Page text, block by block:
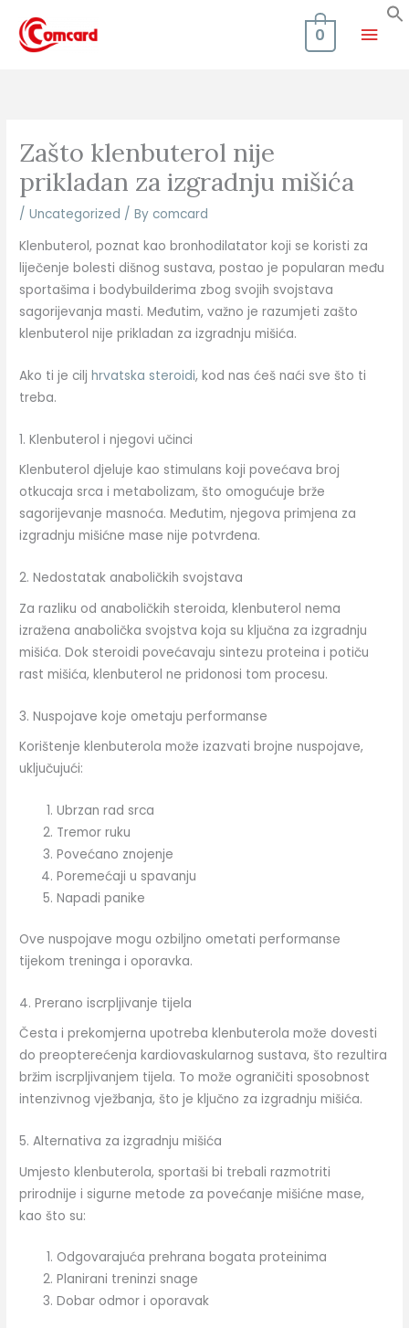
content
Main
0
Zašto klenbuterol nije
prikladan za izgradnju mišića
/Uncategorized / By comcard
Klenbuterol, poznat kao bronhodilatator koji se koristi za
liječenje bolesti dišnog sustava, postao je popularan među
sportašima i bodybuilderima zbog svojih svojstava
sagorijevanja masti. Međutim, važno je razumjeti zašto
klenbuterol nije prikladan za izgradnju mišića.
Ako ti je ciljhrvatska steroidi, kod nas ćeš naći sve što ti
treba.
1. Klenbuterol i njegovi učinci
Klenbuterol djeluje kao stimulans koji povećava broj
otkucaja srca i metabolizam, što omogućuje brže
sagorijevanje masnoća. Međutim, njegova primjena za
izgradnju mišićne mase nije potvrđena.
2. Nedostatak anaboličkih svojstava
Za razliku od anaboličkih steroida, klenbuterol nema
izražena anabolička svojstva koja su ključna za izgradnju
mišića. Dok steroidi povećavaju sintezu proteina i potiču
rast mišića, klenbuterol ne pridonosi tom procesu.
3. Nuspojave koje ometaju performanse
Korištenje klenbuterola može izazvati brojne nuspojave,
uključujući:
Ubrzan rad srca
Tremor ruku
Povećano znojenje
Poremećaji u spavanju
Napadi panike
Ove nuspojave mogu ozbiljno ometati performanse
tijekom treninga i oporavka.
4. Prerano iscrpljivanje tijela
Česta i prekomjerna upotreba klenbuterola može dovesti
do preopterećenja kardiovaskularnog sustava, što rezultira
bržim iscrpljivanjem tijela. To može ograničiti sposobnost
intenzivnog vježbanja, što je ključno za izgradnju mišića.
5. Alternativa za izgradnju mišića
Umjesto klenbuterola, sportaši bi trebali razmotriti
prirodnije i sigurne metode za povećanje mišićne mase,
kao što su:
Odgovarajuća prehrana bogata proteinima
Planirani treninzi snage
Dobar odmor i oporavak